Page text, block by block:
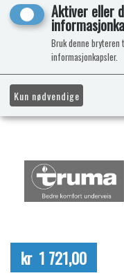
kr 1 721,00
Aktiver eller
Bruk denne
informasjonkapsler.
Kun nødvendige